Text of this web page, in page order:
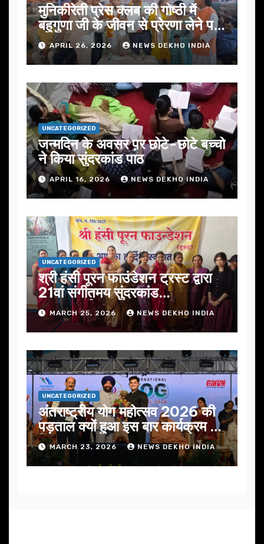
मुनिकीरेती प्रेस क्लब की गोष्ठी में
बहुगुणा जी के जीवन से प्रेरणा लेने पर
जोरAPRIL 26, 2026 NEWS DEKHO INDIA
UNCATEGORIZED
जन्मदिन के अवसर प़र छोटे-छोटे बच्चो
ने किया सुंदरकांड पाठ
APRIL 16, 2026 NEWS DEKHO INDIA
UNCATEGORIZED
श्री हंसी पूरन फाउंडेशन ट्रस्ट द्वारा
21वां संगीतमय सुंदरकांड
सफलतापूर्वक संपन्न
MARCH 25, 2026 NEWS DEKHO INDIA
UNCATEGORIZED
अंतराष्ट्रीय योग महोत्सव 2026 की
पड़ताल क्यों हुआ इस बार कार्यक्रम में
निखार
MARCH 23, 2026 NEWS DEKHO INDIA